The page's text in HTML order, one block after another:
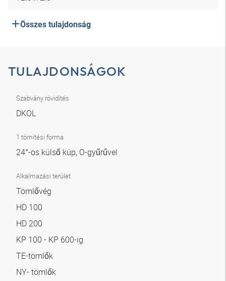
Összes tulajdonság
TULAJDONSÁGOK
Szabvány rövidítés
DKOL
1 tömítési forma
24°-os külső kúp, O-gyűrűvel
Alkalmazási terület
Tömlővég
HD 100
HD 200
KP 100 - KP 600-ig
TE-tömlők
NY- tömlők